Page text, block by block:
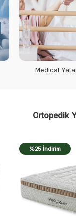
Medical
Ortopedik
%25 İndirim